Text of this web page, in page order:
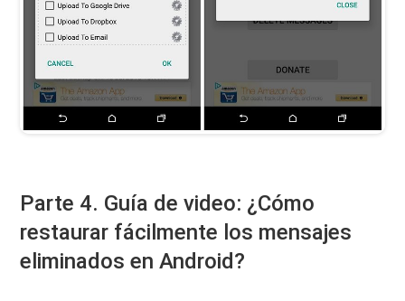
Parte 4. Guía de video: ¿Cómo
restaurar fácilmente los mensajes
eliminados en Android?